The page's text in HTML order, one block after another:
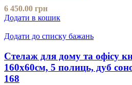
6 450.00 грн
Додати в кошик
Додати до списку бажань
Стелаж для дому та офісу
160х60см, 5 полиць, дуб
168